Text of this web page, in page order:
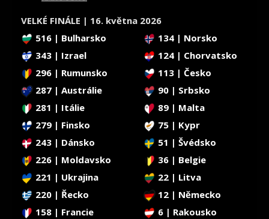
VELKÉ FINÁLE | 16. května 2026
516 | Bulharsko
134 | Norsko
343 | Izrael
124 | Chorvatsko
296 | Rumunsko
113 | Česko
287 | Austrálie
90 | Srbsko
281 | Itálie
89 | Malta
279 | Finsko
75 | Kypr
243 | Dánsko
51 | Švédsko
226 | Moldavsko
36 | Belgie
221 | Ukrajina
22 | Litva
220 | Řecko
12 | Německo
158 | Francie
6 | Rakousko